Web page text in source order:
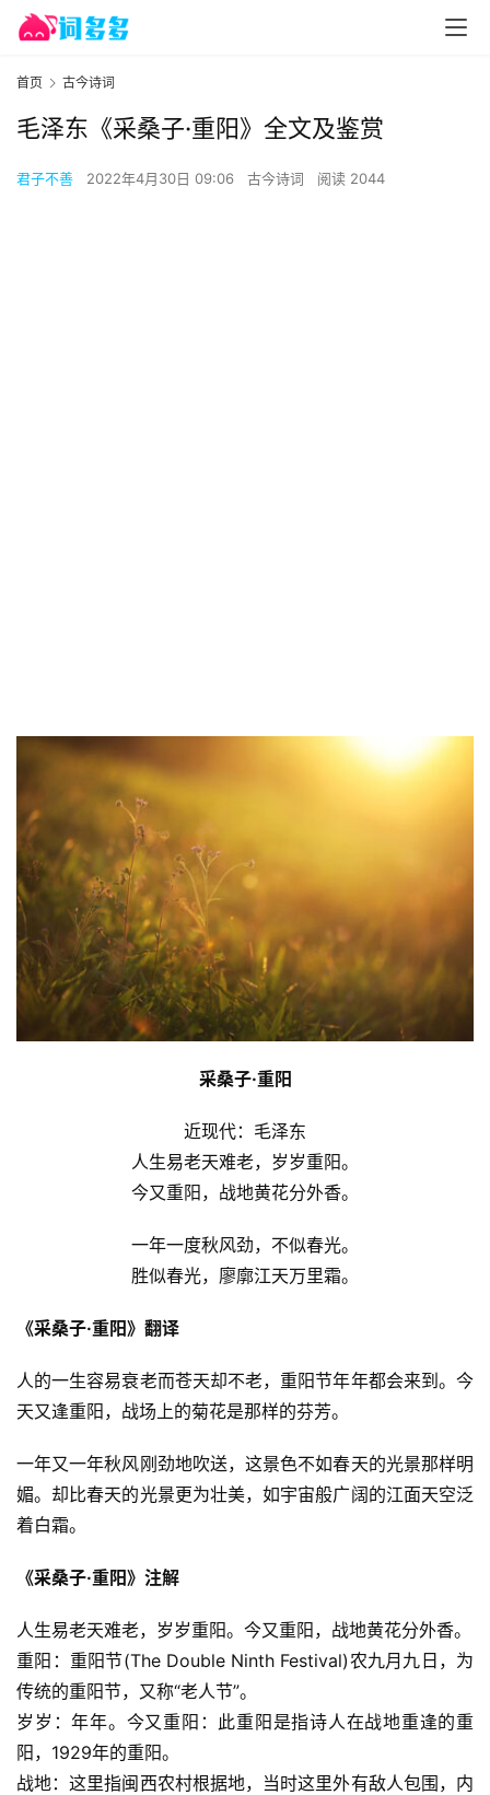
首页 古今诗词
毛泽东《采桑子·重阳》全文及鉴赏
君子不善 2022年4月30日 09:06 古今诗词 阅读 2044
采桑子·重阳
近现代：毛泽东
人生易老天难老，岁岁重阳。
今又重阳，战地黄花分外香。
一年一度秋风劲，不似春光。
胜似春光，廖廓江天万里霜。
《采桑子·重阳》翻译
人的一生容易衰老而苍天却不老，重阳节年年都会来到。今
天又逢重阳，战场上的菊花是那样的芬芳。
一年又一年秋风刚劲地吹送，这景色不如春天的光景那样明
媚。却比春天的光景更为壮美，如宇宙般广阔的江面天空泛
着白霜。
《采桑子·重阳》注解
人生易老天难老，岁岁重阳。今又重阳，战地黄花分外香。
重阳：重阳节(The Double Ninth Festival)农九月九日，为
传统的重阳节，又称“老人节”。
岁岁：年年。今又重阳：此重阳是指诗人在战地重逢的重
阳，1929年的重阳。
战地：这里指闽西农村根据地，当时这里外有敌人包围，内